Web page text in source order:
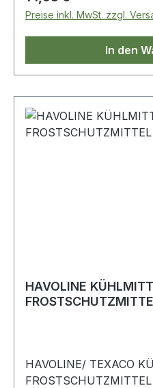
Preise inkl. MwSt. zzgl.
In den
HAVOLINE
HAVOLINE/ TEXACO